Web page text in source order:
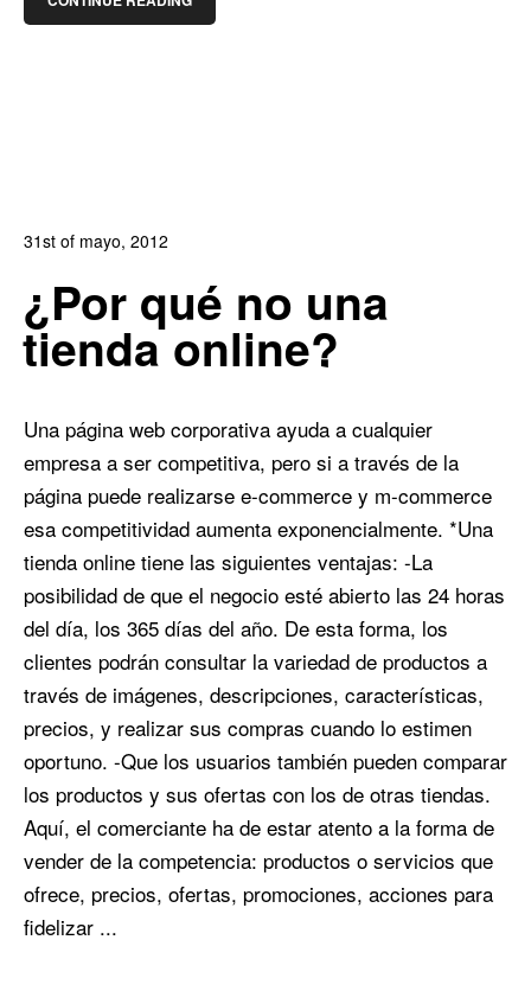
31st of mayo, 2012
0
¿Por qué no una
tienda online?
Una página web corporativa ayuda a cualquier
empresa a ser competitiva, pero si a través de la
página puede realizarse e-commerce y m-commerce
esa competitividad aumenta exponencialmente. *Una
tienda online tiene las siguientes ventajas: -La
posibilidad de que el negocio esté abierto las 24 horas
del día, los 365 días del año. De esta forma, los
clientes podrán consultar la variedad de productos a
través de imágenes, descripciones, características,
precios, y realizar sus compras cuando lo estimen
oportuno. -Que los usuarios también pueden comparar
los productos y sus ofertas con los de otras tiendas.
Aquí, el comerciante ha de estar atento a la forma de
vender de la competencia: productos o servicios que
ofrece, precios, ofertas, promociones, acciones para
fidelizar ...